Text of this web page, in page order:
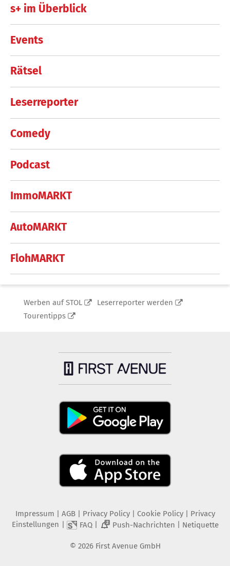
s+ im Überblick
Events
Rätsel
Leserreporter
Comedy
Podcast
ImmoMARKT
AutoMARKT
FlohMARKT
Werben auf STOL
Leserreporter werden
Tourentipps
Impressum AGB Privacy Policy| Cookie Policy| Privacy
Einstellungen
FAQ| 2 Push-Nachrichten Netiquette
© 2026 First Avenue GmbH